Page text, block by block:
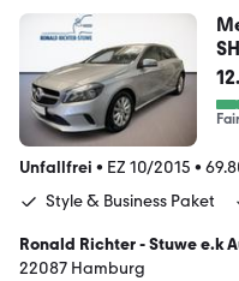
Unfallfrei • EZ 10/2015 •
Style & Business Paket
Ronald Richter - Stuwe e.k
22087 Hamburg